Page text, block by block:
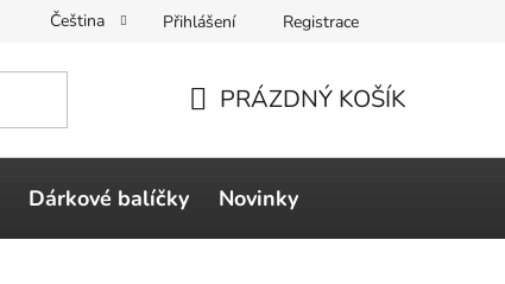
Čeština Přihlášení Registrace
KOŠÍK
PRÁZDNÝ KOŠÍK
Dárkové balíčky Novinky